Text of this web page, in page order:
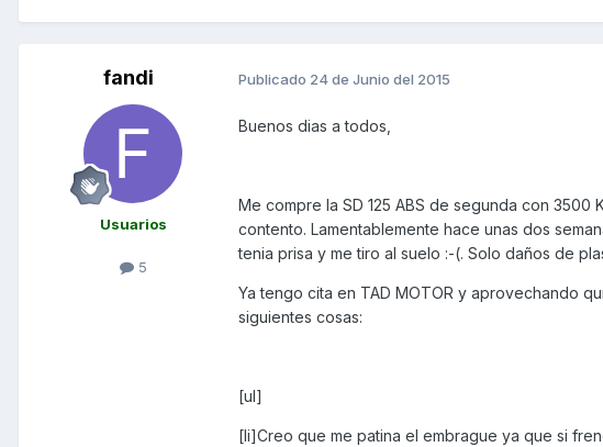
fandi
Usuarios
5
Publicado 24 de Junio del 2015
Buenos dias a todos,
Me compre la SD 125 ABS de segunda con 3500
contento. Lamentablemente hace unas dos
tenia prisa y me tiro al suelo :-(. Solo daños de
Ya tengo cita en TAD MOTOR y aprovechando
siguientes cosas:
[ul]
[li]Creo que me patina el embrague ya que si